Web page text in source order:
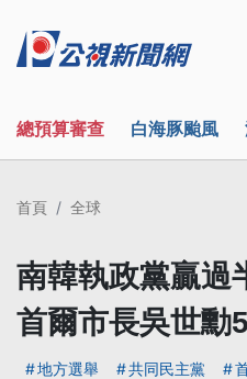
總預算審查 白海豚颱風
首頁 全球
南韓執政黨贏過
首爾市長吳世勳
地方選舉 共同民主黨